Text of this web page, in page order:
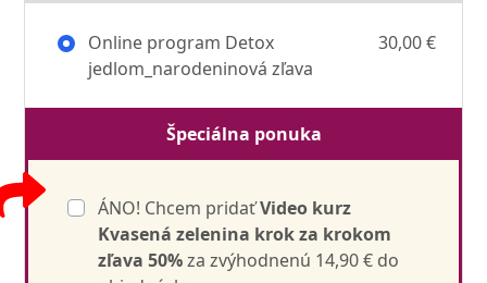
Online program Detox
jedlom_narodeninová zľava
30,00 €
Špeciálna ponuka
ÁNO! Chcem pridaťVideo kurz
Kvasená zelenina krok za krokom
zľava 50%za zvýhodnenú 14,90 € do